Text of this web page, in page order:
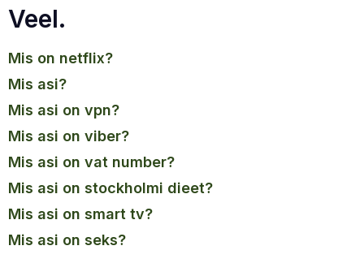
Veel.
mis on netflix?
mis asi?
mis asi on vpn?
mis asi on viber?
mis asi on vat number?
mis asi on stockholmi dieet?
mis asi on smart tv?
mis asi on seks?